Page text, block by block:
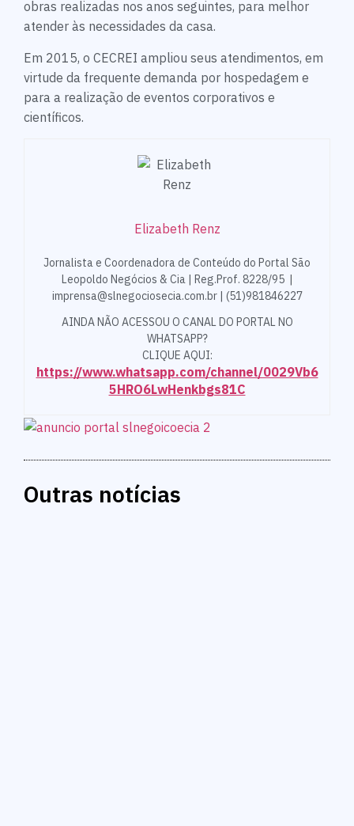
obras realizadas nos anos seguintes, para melhor
atender às necessidades da casa.
Em 2015, o CECREI ampliou seus atendimentos, em
virtude da frequente demanda por hospedagem e
para a realização de eventos corporativos e
científicos.
Elizabeth Renz
Jornalista e Coordenadora de Conteúdo do Portal São
Leopoldo Negócios & Cia | Reg.Prof. 8228/95 |
imprensa@slnegociosecia.com.br | (51)981846227
AINDA NÃO ACESSOU O CANAL DO PORTAL NO
WHATSAPP?
CLIQUE AQUI:
https://www.whatsapp.com/channel/0029Vb6
5HRO6LwHenkbgs81C
Outras notícias